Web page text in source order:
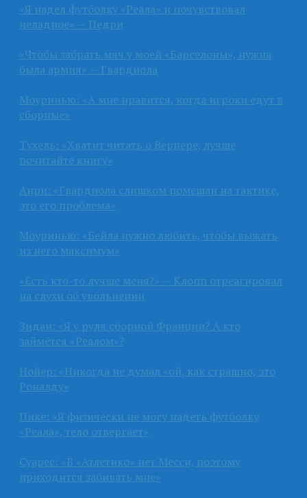
«Я надел футболку «Реала» и почувствовал
неладное» — Педри
«Чтобы забрать мяч у моей «Барселоны», нужна
была армия» — Гвардиола
Моуринью: «А мне нравится, когда игроки едут в
сборные»
Тухель: «Хватит читать о Вернере, лучше
почитайте книгу»
Анри: «Гвардиола слишком помешан на тактике,
это его проблема»
Моуринью: «Бейла нужно любить, чтобы выжать
из него максимум»
«Есть кто-то лучше меня?» — Клопп отреагировал
на слухи об увольнении
Зидан: «Я у руля сборной Франции? А кто
займётся «Реалом»?
Нойер: «Никогда не думал «ой, как страшно, это
Роналду»
Пике: «Я физически не могу надеть футболку
«Реала», тело отвергает»
Суарес: «В «Атлетико» нет Месси, поэтому
приходится забивать мне»